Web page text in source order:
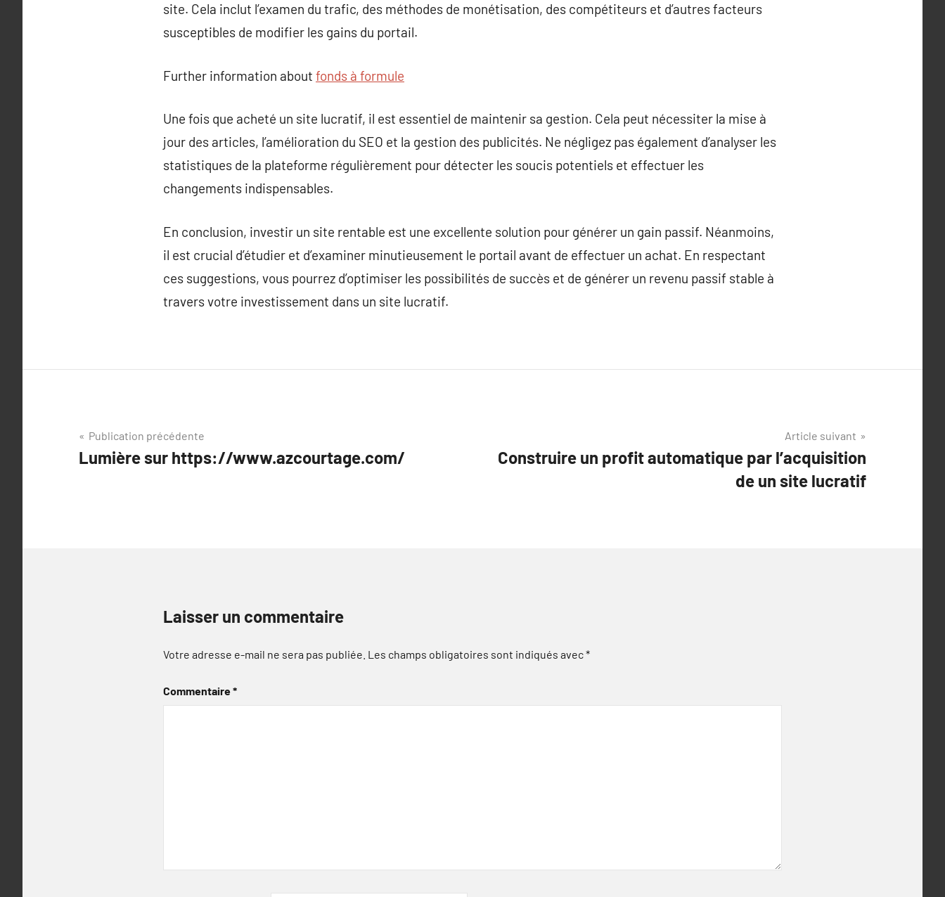
site. Cela inclut l’examen du trafic, des méthodes de monétisation, des compétiteurs et d’autres facteurs
susceptibles de modifier les gains du portail.
Further information about fonds à formule
Une fois que acheté un site lucratif, il est essentiel de maintenir sa gestion. Cela peut nécessiter la mise à
jour des articles, l’amélioration du SEO et la gestion des publicités. Ne négligez pas également d’analyser les
statistiques de la plateforme régulièrement pour détecter les soucis potentiels et effectuer les
changements indispensables.
En conclusion, investir un site rentable est une excellente solution pour générer un gain passif. Néanmoins,
il est crucial d’étudier et d’examiner minutieusement le portail avant de effectuer un achat. En respectant
ces suggestions, vous pourrez d’optimiser les possibilités de succès et de générer un revenu passif stable à
travers votre investissement dans un site lucratif.
Navigation
de
Publication précédente
Lumière sur https://www.azcourtage.com/
Article suivant
Construire un profit automatique par l’acquisition
de un site lucratif
Laisser un commentaire
Votre adresse e-mail ne sera pas publiée. Les champs obligatoires sont indiqués avec*
Commentaire*